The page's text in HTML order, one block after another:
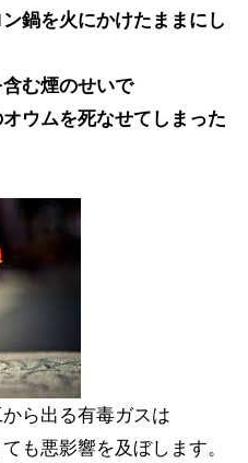
鍋を火にかけたままにし
む煙のせいで
ウムを死なせてしまった
ら出る有毒ガスは
も悪影響を及ぼします。